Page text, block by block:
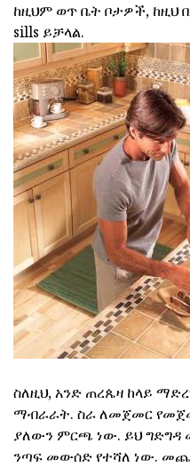
ከዚህም ወጥ ቤት ቦታዎች, ከዚህ
sills ይቻላል.
ስለዚህ, አንድ ጠረጴዛ ከላይ
ማብራራት. ስራ ለመጀመር
ያለውን ምርጫ ነው. ይህ
ንጣፍ መውሰድ የተሻለ ነው.